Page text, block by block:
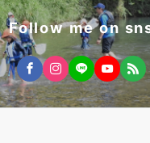
Follow me on